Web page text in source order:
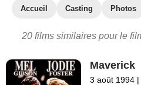
Accueil Casting Photos
20 films similaires pour le
Maverick
3 août 1994 |